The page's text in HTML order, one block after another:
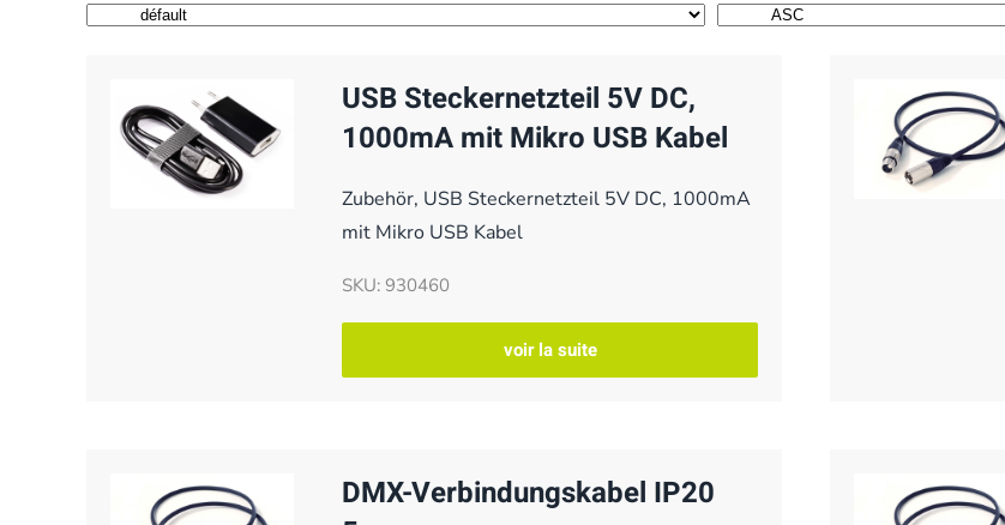
USB Steckernetzteil 5V DC,
1000mA mit Mikro USB Kabel
Zubehör, USB Steckernetzteil 5V DC, 1000mA
mit Mikro USB Kabel
SKU: 930460
voir la suite
DMX-Verbindungskabel IP20